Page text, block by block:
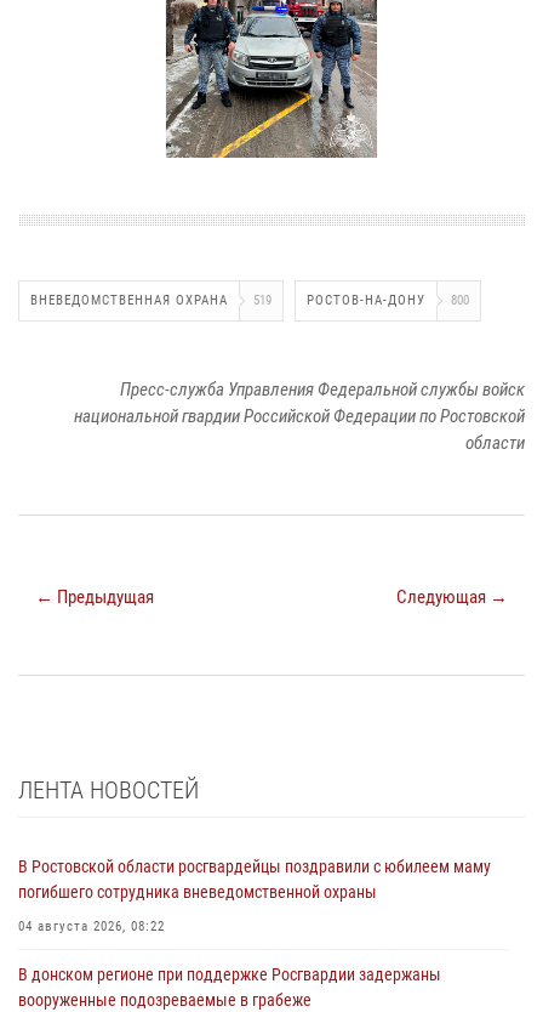
ВНЕВЕДОМСТВЕННАЯ ОХРАНА 519 РОСТОВ-НА-ДОНУ 800
Пресс-служба Управления Федеральной службы войск
национальной гвардии Российской Федерации по Ростовской
области
← Предыдущая Следующая →
ЛЕНТА НОВОСТЕЙ
В Ростовской области росгвардейцы поздравили с юбилеем маму
погибшего сотрудника вневедомственной охраны
04 августа 2026, 08:22
В донском регионе при поддержке Росгвардии задержаны
вооруженные подозреваемые в грабеже